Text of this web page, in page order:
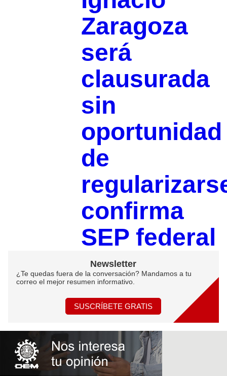
Zaragoza
será
clausurada
sin
oportunidad
de
confirma
SEP federal
Newsletter
¿Te quedas fuera de la conversación? Mandamos a tu
correo el mejor resumen informativo.
SUSCRÍBETE GRATIS